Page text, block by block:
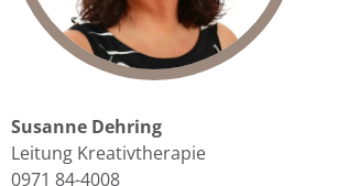
Susanne Dehring
Leitung Kreativtherapie
0971 84-4008